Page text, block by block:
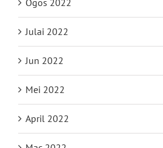
Julai 2022
Jun 2022
Mei 2022
April 2022